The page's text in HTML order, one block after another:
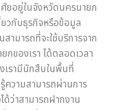
อยู่ในจังหวัดนครนายก
วกับธุรกิจหรือข้อมูล
ามารถที่จะใช้บริการจาก
ของเรา ได้ตลอดเวลา
รามีนักสืบในพื้นที่
วามสามารถผ่านการ
ด้ว่าสามารถฝากงาน